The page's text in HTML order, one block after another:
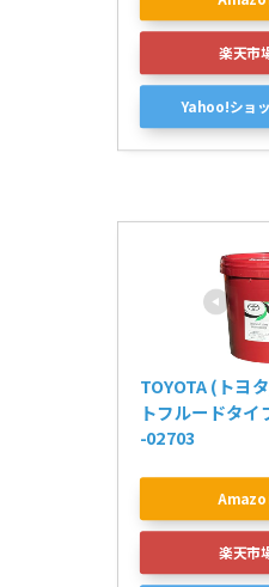
楽天市
Yahoo!ショ
TOYOTA (トヨ
トフルードタ
-02703
楽天市